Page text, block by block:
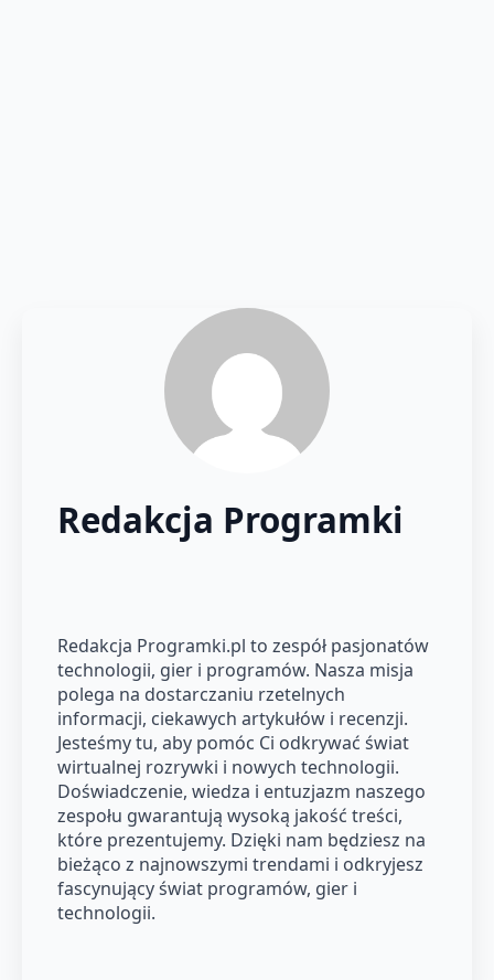
Redakcja Programki
Redakcja Programki.pl to zespół pasjonatów
technologii, gier i programów. Nasza misja
polega na dostarczaniu rzetelnych
informacji, ciekawych artykułów i recenzji.
Jesteśmy tu, aby pomóc Ci odkrywać świat
wirtualnej rozrywki i nowych technologii.
Doświadczenie, wiedza i entuzjazm naszego
zespołu gwarantują wysoką jakość treści,
które prezentujemy. Dzięki nam będziesz na
bieżąco z najnowszymi trendami i odkryjesz
fascynujący świat programów, gier i
technologii.